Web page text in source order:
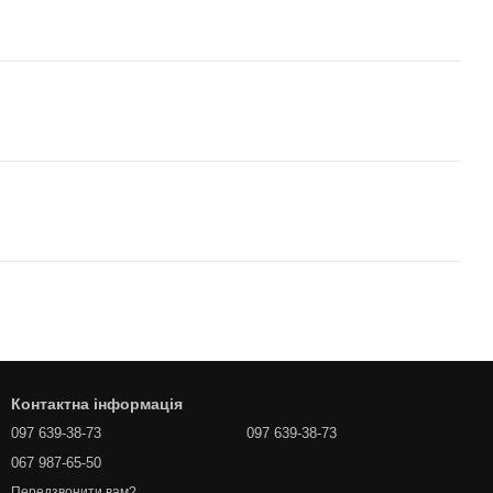
Контактна інформація
097 639-38-73
067 987-65-50
097 639-38-73